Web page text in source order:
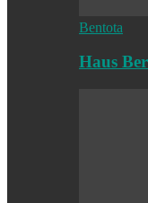
Bentota
Haus